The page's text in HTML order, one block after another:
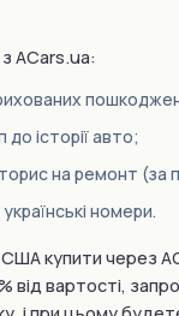
ACars.ua:
історії авто;
на ремонт (за
номери.
купити через
вартості,